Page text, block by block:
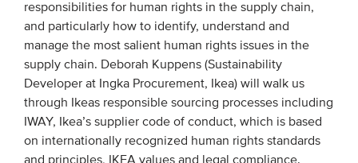
responsibilities for human rights in the supply chain,
and particularly how to identify, understand and
manage the most salient human rights issues in the
supply chain. Deborah Kuppens (Sustainability
Developer at Ingka Procurement, Ikea) will walk us
through Ikeas responsible sourcing processes including
IWAY, Ikea’s supplier code of conduct, which is based
on internationally recognized human rights standards
and principles, IKEA values and legal compliance.